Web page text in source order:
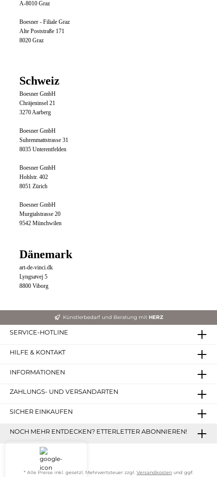
A-8010 Graz
Boesner - Filiale Graz
Alte Poststraße 171
8020 Graz
Schweiz
Boesner GmbH
Chräjeninsel 21
3270 Aarberg
Boesner GmbH
Suhrenmattstrasse 31
8035 Unterentfelden
Boesner GmbH
Hohlstr. 402
8051 Zürich
Boesner GmbH
Murgtalstrasse 20
9542 Münchwilen
Dänemark
art-de-vinci.dk
Lyngsøvej 5
8800 Viborg
Künstlerbedarf und Beratung mitHERZ
SERVICE-HOTLINE
HILFE & KONTAKT
INFORMATIONEN
ZAHLUNGS- UND VERSANDARTEN
SICHER EINKAUFEN
NOCH MEHR ENTDECKEN? ETTERLETTER ABONNIEREN!
* Alle Preise inkl. gesetzl. Mehrwertsteuer zzgl. Versandkosten und ggf.